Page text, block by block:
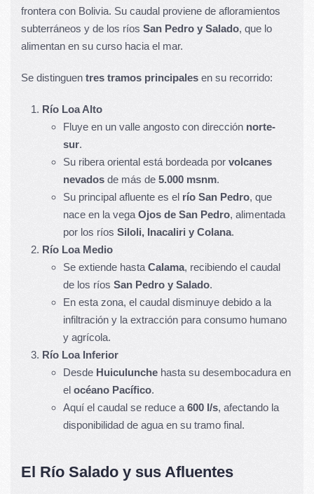
frontera con Bolivia. Su caudal proviene de afloramientos
subterráneos y de los ríos San Pedro y Salado, que lo
alimentan en su curso hacia el mar.
Se distinguen tres tramos principales en su recorrido:
Río Loa Alto
Fluye en un valle angosto con dirección norte-
sur.
Su ribera oriental está bordeada por volcanes
nevados de más de 5.000 msnm.
Su principal afluente es el río San Pedro, que
nace en la vega Ojos de San Pedro, alimentada
por los ríos Siloli, Inacaliri y Colana.
Río Loa Medio
Se extiende hasta Calama, recibiendo el caudal
de los ríos San Pedro y Salado.
En esta zona, el caudal disminuye debido a la
infiltración y la extracción para consumo humano
y agrícola.
Río Loa Inferior
Desde Huiculunche hasta su desembocadura en
el océano Pacífico.
Aquí el caudal se reduce a 600 l/s, afectando la
disponibilidad de agua en su tramo final.
El Río Salado y sus Afluentes